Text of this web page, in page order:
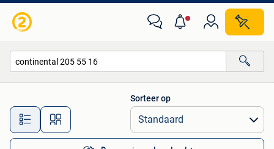
Alle afstanden…
Sorteer op